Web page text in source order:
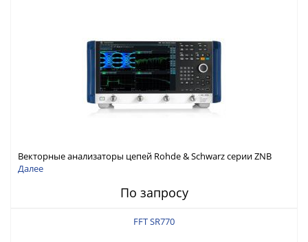
Векторные анализаторы цепей Rohde & Schwarz серии ZNB
3000 с диапазоном частот от 9 кГц до 54 ГГц
Далее
По запросу
FFT SR770